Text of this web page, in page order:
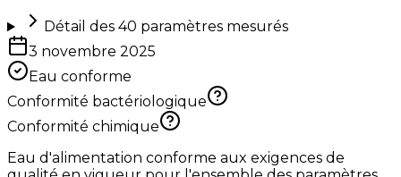
Détail des 40 paramètres mesurés
3 novembre 2025
Eau conforme
Conformité bactériologique
Conformité chimique
Eau d'alimentation conforme aux exigences de